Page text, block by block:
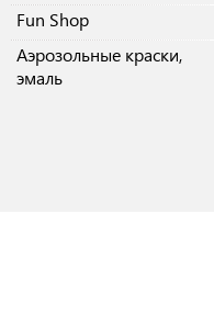
Fun Shop
Аэрозольные краски,
эмаль